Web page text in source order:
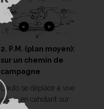
2. P.M. (plan moyen):
sur un chemin de
campagne
L'auto se déplace à vive
allure en cahotant sur